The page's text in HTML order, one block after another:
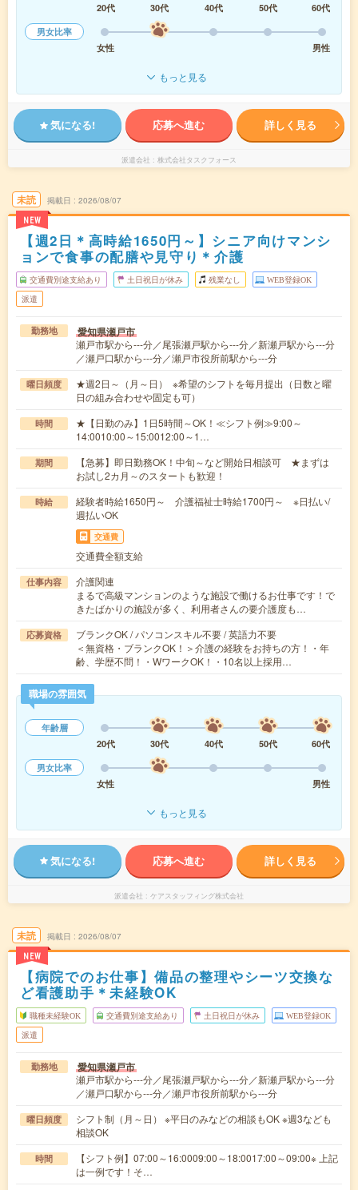
20代 30代 40代 50代
60代
男女比率
女性
男性
もっと見る
気になる! 応募へ進む 詳しく見る
派遣会社 株式会社タスクフォース
未読
NEW
掲載日 2026/08/07
【週2日＊高時給1650円～】シニア向けマンシ
ョンで食事の配膳や見守り＊介護
交通費別途支給あり 土日祝日が休み 残業なし WEB登録OK
派遣
勤務地 愛知県瀬戸市
瀬戸市駅から---分／尾張瀬戸駅から---分／新瀬戸駅から---分
／瀬戸口駅から---分／瀬戸市役所前駅から---分
曜日頻度
★週2日～（月～日） ※希望のシフトを毎月提出（日数と曜
日の組み合わせや固定も可）
時間
★【日勤のみ】1日5時間～OK！≪シフト例≫9:00～
14:0010:00～15:0012:00～1…
期間
【急募】即日勤務OK！中旬～など開始日相談可 ★まずは
お試し2カ月～のスタートも歓迎！
時給
経験者時給1650円～ 介護福祉士時給1700円～ ※日払い/
週払いOK
交通費
交通費全額支給
仕事内容
介護関連
まるで高級マンションのような施設で働けるお仕事です！で
きたばかりの施設が多く、利用者さんの要介護度も…
応募資格
ブランクOK / パソコンスキル不要 / 英語力不要
＜無資格・ブランクOK！＞介護の経験をお持ちの方！・年
齢、学歴不問！・WワークOK！・10名以上採用…
職場の雰囲気
年齢層
20代
30代 40代 50代
60代
男女比率
女性
男性
もっと見る
気になる! 応募へ進む 詳しく見る
派遣会社 ケアスタッフィング株式会社
未読
NEW
掲載日 2026/08/07
【病院でのお仕事】備品の整理やシーツ交換な
ど看護助手＊未経験OK
職種未経験OK 交通費別途支給あり 土日祝日が休み WEB登録OK
派遣
勤務地 愛知県瀬戸市
瀬戸市駅から---分／尾張瀬戸駅から---分／新瀬戸駅から---分
／瀬戸口駅から---分／瀬戸市役所前駅から---分
曜日頻度
シフト制（月～日） ※平日のみなどの相談もOK ※週3なども
相談OK
時間
【シフト例】07:00～16:0009:00～18:0017:00～09:00※ 上記
は一例です！そ…